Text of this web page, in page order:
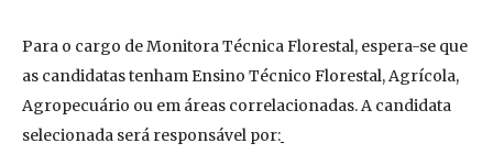
Para o cargo de Monitora Técnica Florestal, espera-se que
as candidatas tenham Ensino Técnico Florestal, Agrícola,
Agropecuário ou em áreas correlacionadas. A candidata
selecionada será responsável por: